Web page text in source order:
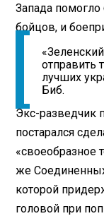
Запада
бойцов, и
отправить
лучших
Биб.
Экс-разведчик
постарался
«своеобразное
же
которой
головой при